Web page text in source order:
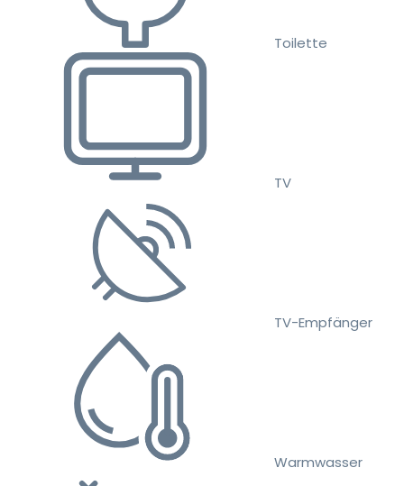
Toilette
TV
TV-Empfänger
Warmwasser